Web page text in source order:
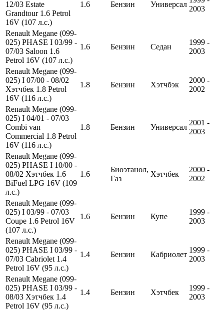
12/03 Estate
Grandtour 1.6 Petrol
16V (107 л.с.)
1.6 Бензин Универсал
2003
Renault Megane (099-
025) PHASE I 03/99 -
07/03 Saloon 1.6
Petrol 16V (107 л.с.)
1.6 Бензин Седан
1999 -
2003
Renault Megane (099-
025) I 07/00 - 08/02
Хэтчбек 1.8 Petrol
16V (116 л.с.)
1.8 Бензин Хэтчбэк
2000 -
2002
Renault Megane (099-
025) I 04/01 - 07/03
Combi van
Commercial 1.8 Petrol
16V (116 л.с.)
1.8 Бензин Универсал
2001 -
2003
Renault Megane (099-
025) PHASE I 10/00 -
08/02 Хэтчбек 1.6
BiFuel LPG 16V (109
л.с.)
1.6
Биоэтанол,
Газ
Хэтчбек
2000 -
2002
Renault Megane (099-
025) I 03/99 - 07/03
Coupe 1.6 Petrol 16V
(107 л.с.)
1.6 Бензин Купе
1999 -
2003
Renault Megane (099-
025) PHASE I 03/99 -
07/03 Cabriolet 1.4
Petrol 16V (95 л.с.)
1.4 Бензин Кабриолет
1999 -
2003
Renault Megane (099-
025) PHASE I 03/99 -
08/03 Хэтчбек 1.4
Petrol 16V (95 л.с.)
1.4 Бензин Хэтчбек
1999 -
2003